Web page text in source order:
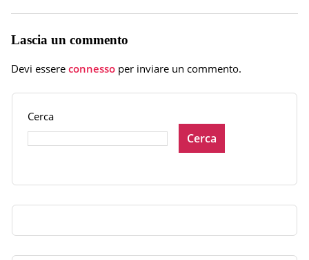
Lascia un commento
Devi essere connesso per inviare un commento.
Cerca
Cerca